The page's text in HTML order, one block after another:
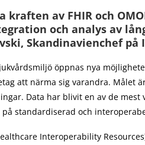
kraften av FHIR och
och analys av
Skandinavienchef på
öppnas nya
att närma sig varandra. Målet
Data har blivit en av de
standardiserad och
Interoperability